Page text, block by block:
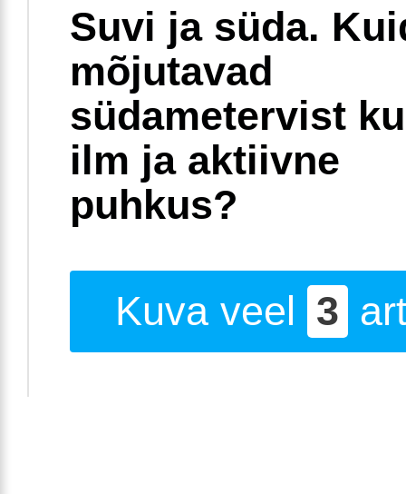
Suvi ja süda.
mõjutavad
südametervist
ilm ja aktiivne
puhkus?
Kuva veel 3